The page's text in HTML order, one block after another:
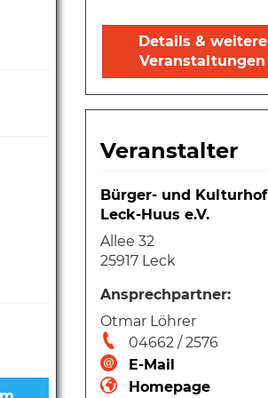
Details & weitere
Veranstaltungen
Veranstalter
Bürger- und Kulturhof
Leck-Huus e.V.
Allee 32
25917 Leck
Ansprechpartner:
Otmar Löhrer
04662 / 2576
E-Mail
Homepage